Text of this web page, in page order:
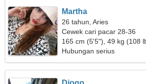
Martha
26 tahun, Aries
Cewek cari pacar 28-36
165 cm (5'5"), 49 kg (108
Hubungan serius